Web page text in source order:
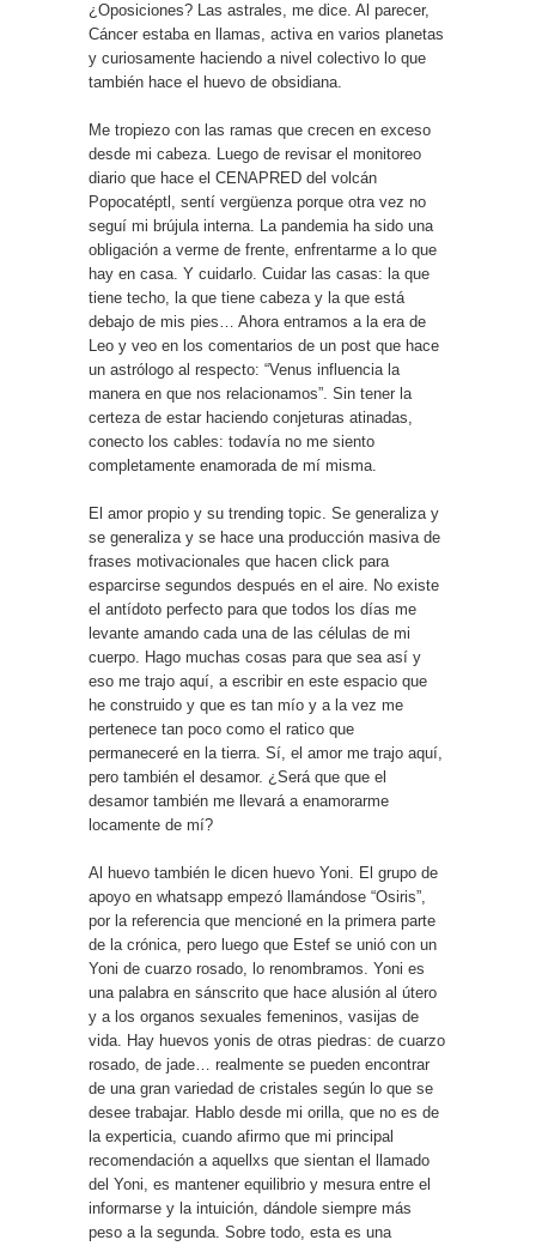
¿Oposiciones? Las astrales, me dice. Al parecer,
Cáncer estaba en llamas, activa en varios planetas
y curiosamente haciendo a nivel colectivo lo que
también hace el huevo de obsidiana.
Me tropiezo con las ramas que crecen en exceso
desde mi cabeza. Luego de revisar el monitoreo
diario que hace el CENAPRED del volcán
Popocatéptl, sentí vergüenza porque otra vez no
seguí mi brújula interna. La pandemia ha sido una
obligación a verme de frente, enfrentarme a lo que
hay en casa. Y cuidarlo. Cuidar las casas: la que
tiene techo, la que tiene cabeza y la que está
debajo de mis pies… Ahora entramos a la era de
Leo y veo en los comentarios de un post que hace
un astrólogo al respecto: “Venus influencia la
manera en que nos relacionamos”. Sin tener la
certeza de estar haciendo conjeturas atinadas,
conecto los cables: todavía no me siento
completamente enamorada de mí misma.
El amor propio y su trending topic. Se generaliza y
se generaliza y se hace una producción masiva de
frases motivacionales que hacen click para
esparcirse segundos después en el aire. No existe
el antídoto perfecto para que todos los días me
levante amando cada una de las células de mi
cuerpo. Hago muchas cosas para que sea así y
eso me trajo aquí, a escribir en este espacio que
he construido y que es tan mío y a la vez me
pertenece tan poco como el ratico que
permaneceré en la tierra. Sí, el amor me trajo aquí,
pero también el desamor. ¿Será que que el
desamor también me llevará a enamorarme
locamente de mí?
Al huevo también le dicen huevo Yoni. El grupo de
apoyo en whatsapp empezó llamándose “Osiris”,
por la referencia que mencioné en la primera parte
de la crónica, pero luego que Estef se unió con un
Yoni de cuarzo rosado, lo renombramos. Yoni es
una palabra en sánscrito que hace alusión al útero
y a los organos sexuales femeninos, vasijas de
vida. Hay huevos yonis de otras piedras: de cuarzo
rosado, de jade… realmente se pueden encontrar
de una gran variedad de cristales según lo que se
desee trabajar. Hablo desde mi orilla, que no es de
la experticia, cuando afirmo que mi principal
recomendación a aquellxs que sientan el llamado
del Yoni, es mantener equilibrio y mesura entre el
informarse y la intuición, dándole siempre más
peso a la segunda. Sobre todo, esta es una